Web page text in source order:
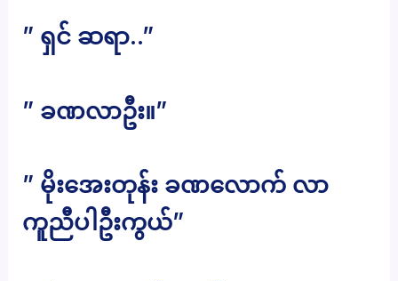
” ရှင် ဆရာ..”
” ခဏလာဦး။”
” မိုးအေးတုန်း ခဏလောက် လာ
ကူညီပါဦးကွယ်”